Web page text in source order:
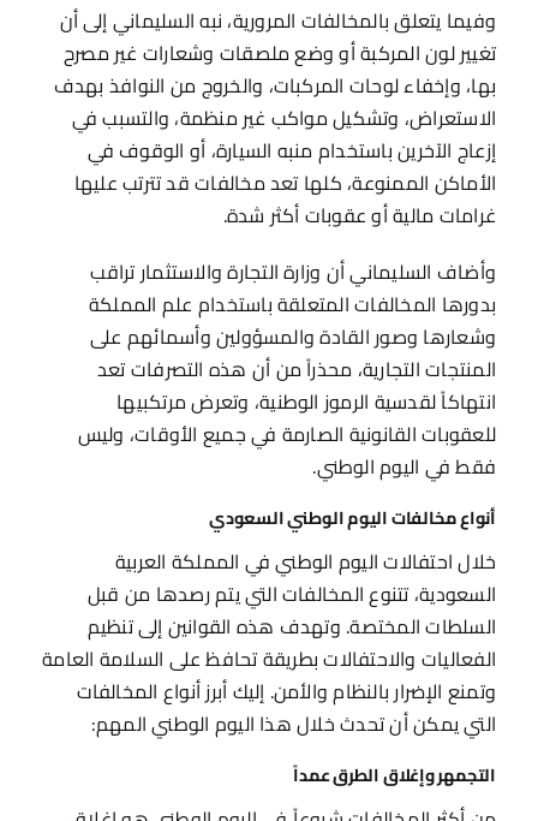
وفيما يتعلق بالمخالفات المرورية، نبه السليماني إلى أن
تغيير لون المركبة أو وضع ملصقات وشعارات غير مصرح
بها، وإخفاء لوحات المركبات، والخروج من النوافذ بهدف
الاستعراض، وتشكيل مواكب غير منظمة، والتسبب في
إزعاج الآخرين باستخدام منبه السيارة، أو الوقوف في
الأماكن الممنوعة، كلها تعد مخالفات قد تترتب عليها
غرامات مالية أو عقوبات أكثر شدة.
وأضاف السليماني أن وزارة التجارة والاستثمار تراقب
بدورها المخالفات المتعلقة باستخدام علم المملكة
وشعارها وصور القادة والمسؤولين وأسمائهم على
المنتجات التجارية، محذراً من أن هذه التصرفات تعد
انتهاكاً لقدسية الرموز الوطنية، وتعرض مرتكبيها
للعقوبات القانونية الصارمة في جميع الأوقات، وليس
فقط في اليوم الوطني.
أنواع مخالفات اليوم الوطني السعودي
خلال احتفالات اليوم الوطني في المملكة العربية
السعودية، تتنوع المخالفات التي يتم رصدها من قبل
السلطات المختصة. وتهدف هذه القوانين إلى تنظيم
الفعاليات والاحتفالات بطريقة تحافظ على السلامة العامة
وتمنع الإضرار بالنظام والأمن. إليك أبرز أنواع المخالفات
التي يمكن أن تحدث خلال هذا اليوم الوطني المهم:
التجمهر وإغلاق الطرق عمداً